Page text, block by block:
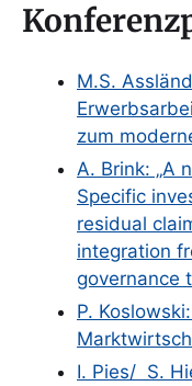
M.S.
zum
A. Brink: „A
Specific
residual
integration
governance
P.
I. Pies/ S.